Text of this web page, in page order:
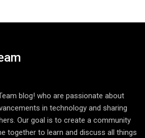
blog! who are passionate about
in technology and sharing
Our goal is to create a community
together to learn and discuss all things